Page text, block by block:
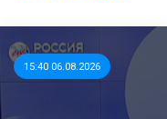
15:40 06.08.2026